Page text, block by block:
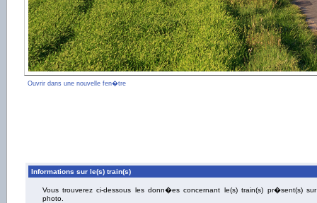
Ouvrir dans une nouvelle fen�tre
Informations sur le(s) train(s)
Vous trouverez ci-dessous les donn�es concernant le(s) train(s) pr�sent(s)
photo.